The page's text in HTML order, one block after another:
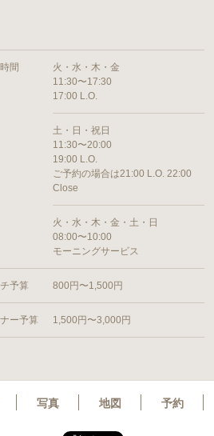
間
火・水・木・金
11:30〜17:30
17:00 L.O.
土・日・祝日
11:30〜20:00
19:00 L.O.
ご予約の場合は21:00 L.O. 22:00
Close
火・水・木・金・土・日
08:00〜10:00
モーニングサービス
予算 800円〜1,500円
ー予算 1,500円〜3,000円
写真 地図 予約